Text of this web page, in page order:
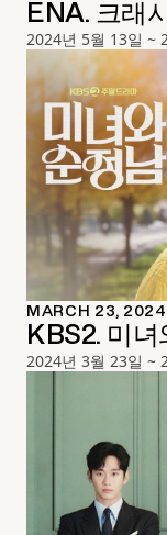
ENA. 크래
2024년 5월 13일 ~
MARCH 23, 2024
KBS2. 미
2024년 3월 23일 ~